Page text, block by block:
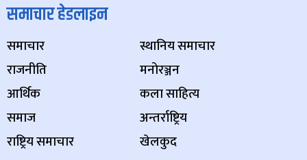
समाचार हेडलाइन
समाचार
राजनीति
आर्थिक
समाज
राष्ट्रिय समाचार
स्थानिय समाचार
मनोरञ्जन
कला साहित्य
अन्तर्राष्ट्रिय
खेलकुद